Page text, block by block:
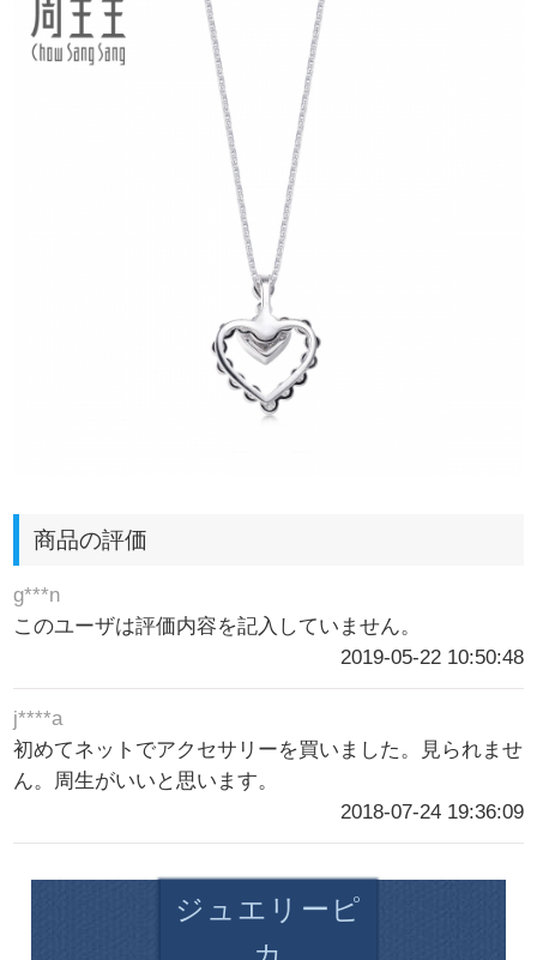
商品の評価
g***n
このユーザは評価内容を記入していません。
2019-05-22 10:50:48
j****a
初めてネットでアクセサリーを買いました。見られませ
ん。周生がいいと思います。
2018-07-24 19:36:09
ジュエリーピ